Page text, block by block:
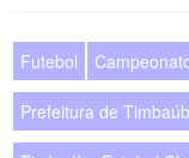
Futebol
Prefeitura de